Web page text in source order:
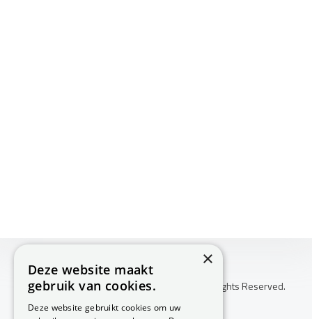
Copyright © 2026 Huis Voor Gezondheid. All Rights Reserved.
Klachtenprocedure
×
Deze website maakt
gebruik van cookies.
Deze website gebruikt cookies om uw